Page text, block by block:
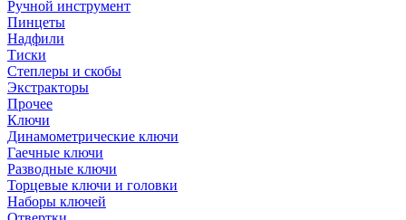
Ручной инструмент
Пинцеты
Надфили
Тиски
Степлеры и скобы
Экстракторы
Прочее
Ключи
Динамометрические ключи
Гаечные ключи
Разводные ключи
Торцевые ключи и головки
Наборы ключей